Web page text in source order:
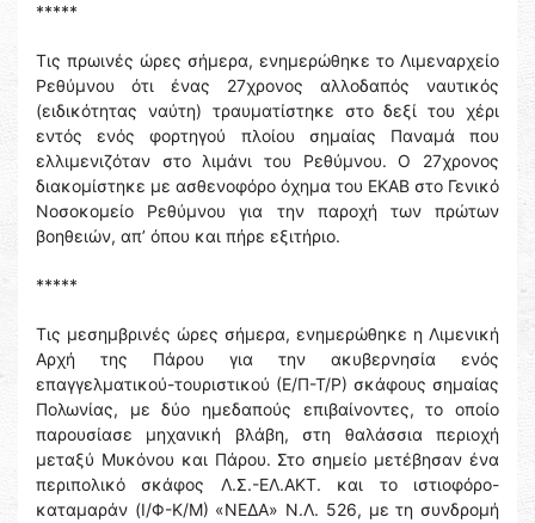
*****
Τις πρωινές ώρες σήμερα, ενημερώθηκε το Λιμεναρχείο
Ρεθύμνου ότι ένας 27χρονος αλλοδαπός ναυτικός
(ειδικότητας ναύτη) τραυματίστηκε στο δεξί του χέρι
εντός ενός φορτηγού πλοίου σημαίας Παναμά που
ελλιμενιζόταν στο λιμάνι του Ρεθύμνου. Ο 27χρονος
διακομίστηκε με ασθενοφόρο όχημα του ΕΚΑΒ στο Γενικό
Νοσοκομείο Ρεθύμνου για την παροχή των πρώτων
βοηθειών, απ’ όπου και πήρε εξιτήριο.
*****
Τις μεσημβρινές ώρες σήμερα, ενημερώθηκε η Λιμενική
Αρχή της Πάρου για την ακυβερνησία ενός
επαγγελματικού-τουριστικού (Ε/Π-Τ/Ρ) σκάφους σημαίας
Πολωνίας, με δύο ημεδαπούς επιβαίνοντες, το οποίο
παρουσίασε μηχανική βλάβη, στη θαλάσσια περιοχή
μεταξύ Μυκόνου και Πάρου. Στο σημείο μετέβησαν ένα
περιπολικό σκάφος Λ.Σ.-ΕΛ.ΑΚΤ. και το ιστιοφόρο-
καταμαράν (Ι/Φ-Κ/Μ) «ΝΕΔΑ» Ν.Λ. 526, με τη συνδρομή